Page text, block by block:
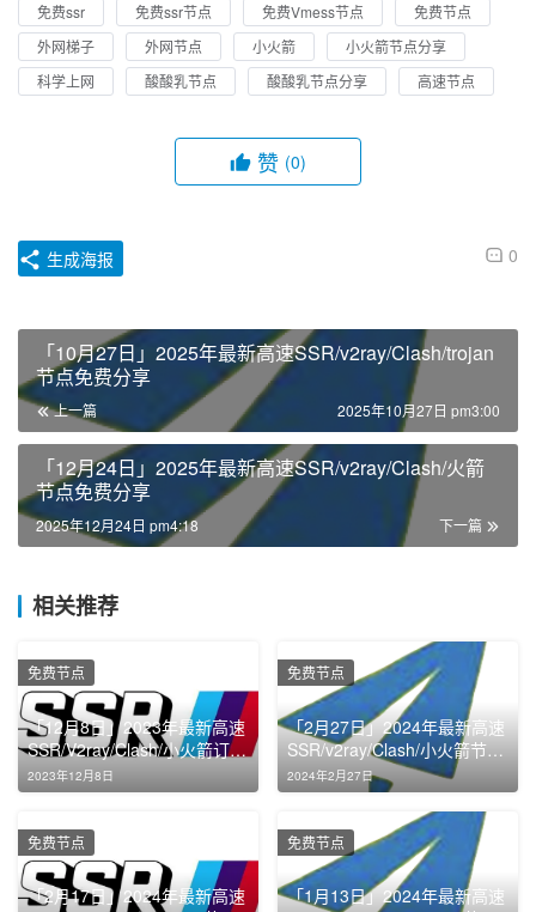
免费ssr
免费ssr节点 免费Vmess节点
免费节点
外网梯子
外网节点 小火箭
小火箭节点分享
科学上网
酸酸乳节点 酸酸乳节点分享 高速节点
赞 (0)
0
生成海报
「10月27日」2025年最新高速SSR/v2ray/Clash/trojan
节点免费分享
上一篇 2025年10月27日 pm3:00
「12月24日」2025年最新高速SSR/v2ray/Clash/火箭
节点免费分享
下一篇
2025年12月24日 pm4:18
相关推荐
「12月8日」2023年最新高速
SSR/V2ray/Clash/小火箭订阅
节点链接免费分享
2023年12月8日
免费节点
「2月27日」2024年最新高速
SSR/v2ray/Clash/小火箭节点
免费分享
2024年2月27日
免费节点
「2月17日」2024年最新高速
免费节点
「1月13日」2024年最新高速
免费节点